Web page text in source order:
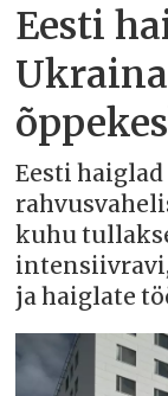
Eesti
Eesti
kuhu
ja haiglate